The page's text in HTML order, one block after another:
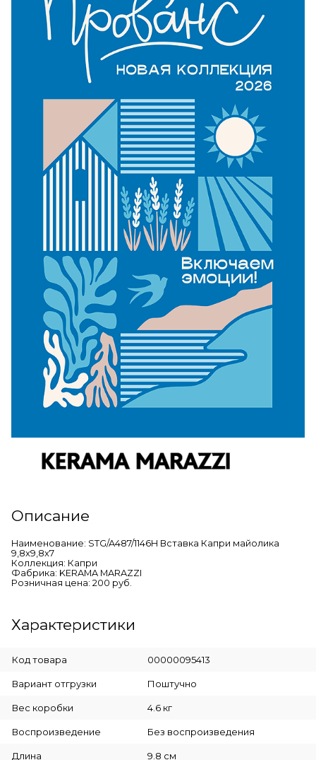
Описание
Наименование: STG/A487/1146H Вставка Капри майолика
9,8x9,8x7
Коллекция: Капри
Фабрика: KERAMA MARAZZI
Розничная цена: 200 руб.
Характеристики
Код товара 00000095413
Вариант отгрузки Поштучно
Вес коробки 4.6 кг
Воспроизведение Без воспроизведения
Длина 9.8 см